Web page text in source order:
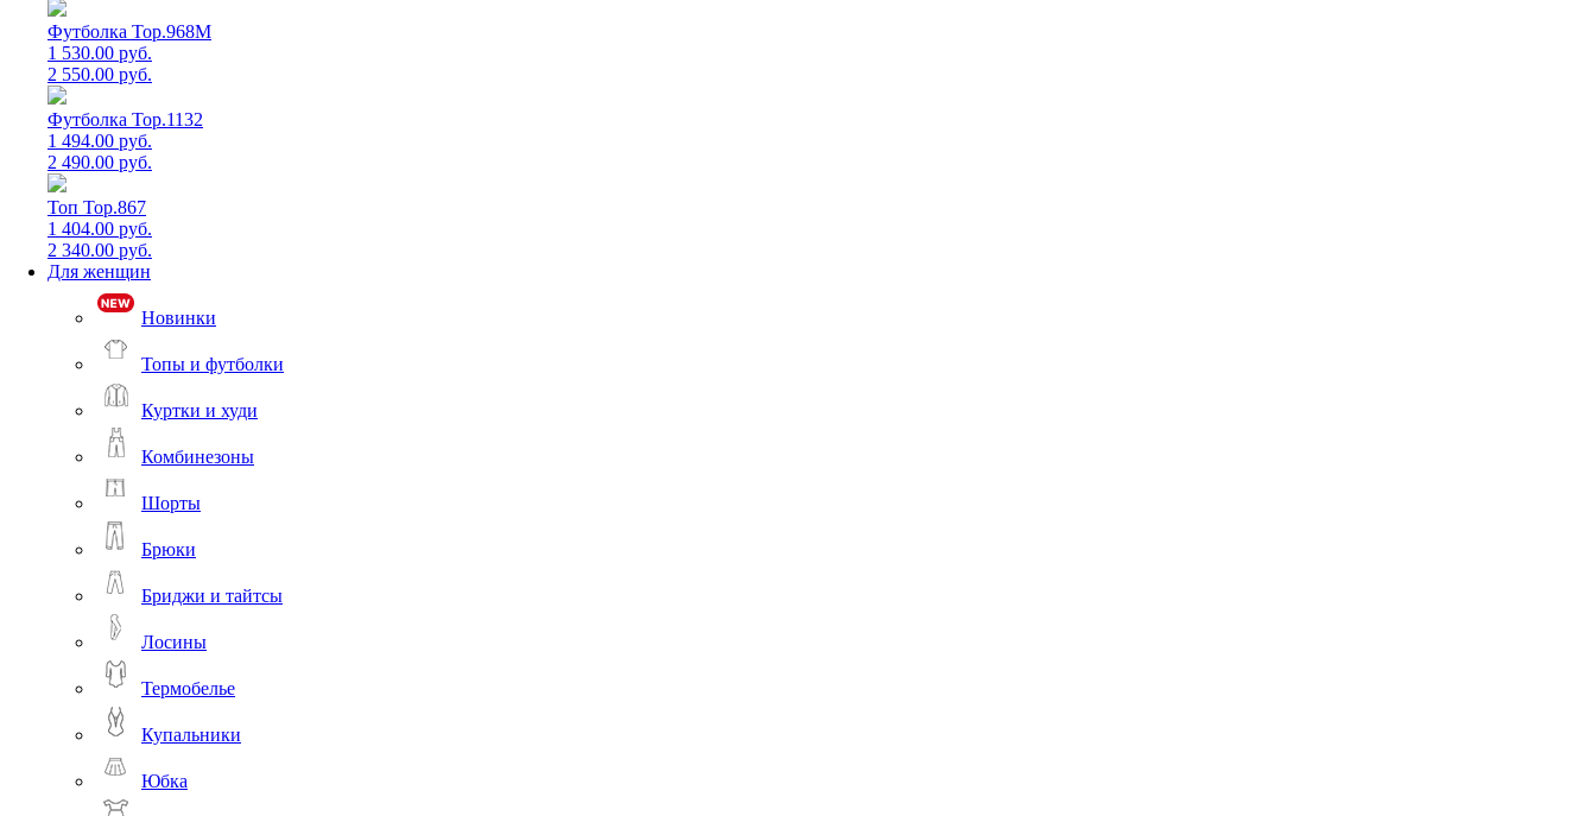
Футболка Top.968M
1 530.00 руб.
2 550.00 руб.
Футболка Top.1132
1 494.00 руб.
2 490.00 руб.
Топ Top.867
1 404.00 руб.
2 340.00 руб.
Для женщин
Новинки
Топы и футболки
Куртки и худи
Комбинезоны
Шорты
Брюки
Бриджи и тайтсы
Лосины
Термобелье
Купальники
Юбка